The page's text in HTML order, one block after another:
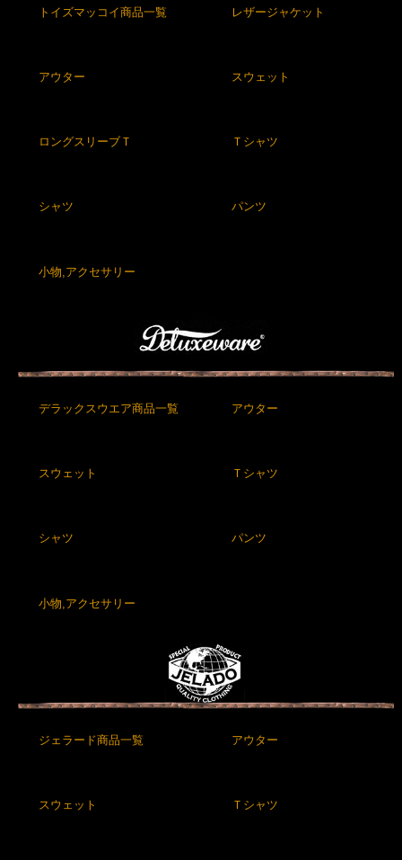
トイズマッコイ商品一覧 レザージャケット
アウター スウェット
ロングスリーブＴ Ｔシャツ
シャツ パンツ
小物,アクセサリー
デラックスウエア商品一覧 アウター
スウェット Ｔシャツ
シャツ パンツ
小物,アクセサリー
ジェラード商品一覧 アウター
スウェット Ｔシャツ